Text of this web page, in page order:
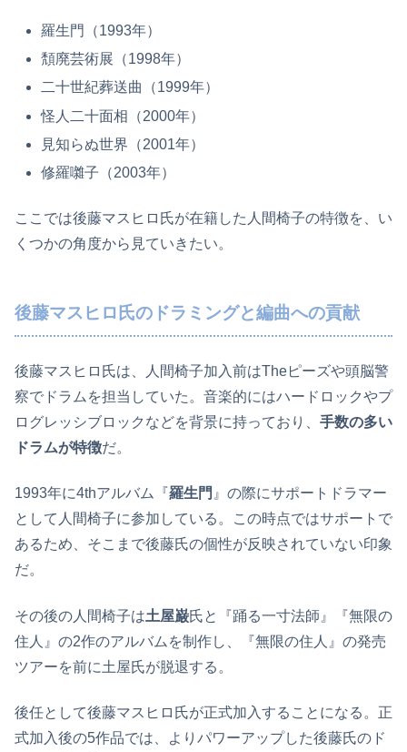
羅生門（1993年）
頽廃芸術展（1998年）
二十世紀葬送曲（1999年）
怪人二十面相（2000年）
見知らぬ世界（2001年）
修羅囃子（2003年）
ここでは後藤マスヒロ氏が在籍した人間椅子の特徴を、い
くつかの角度から見ていきたい。
後藤マスヒロ氏のドラミングと編曲への貢献
後藤マスヒロ氏は、人間椅子加入前はTheピーズや頭脳警
察でドラムを担当していた。音楽的にはハードロックやプ
ログレッシブロックなどを背景に持っており、 手数の多い
ドラムが特徴だ。
1993年に4thアルバム『 羅生門 』の際にサポートドラマー
として人間椅子に参加している。この時点ではサポートで
あるため、そこまで後藤氏の個性が反映されていない印象
だ。
その後の人間椅子は土屋巌氏と『踊る一寸法師』『無限の
住人』の2作のアルバムを制作し、『無限の住人』の発売
ツアーを前に土屋氏が脱退する。
後任として後藤マスヒロ氏が正式加入することになる。正
式加入後の5作品では、よりパワーアップした後藤氏のド